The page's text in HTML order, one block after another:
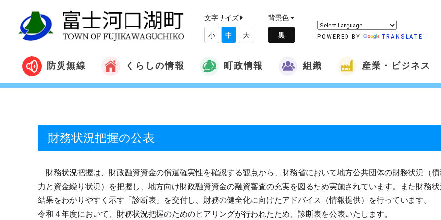
文字サイズ
小 中 大
背景色
POWERED BY TRANSLATE
防災無線 くらしの情報 町政情報 組織 産業・ビジネス
財務状況把握の公表
財務状況把握は、財政融資資金の償還確実性を確認する観点から、財務省において地方公共団体の財務状況（
力と資金繰り状況）を把握し、地方向け財政融資資金の融資審査の充実を図るため実施されています。また財務
結果をわかりやすく示す「診断表」を交付し、財務の健全化に向けたアドバイス（情報提供）を行っています。
令和４年度において、財務状況把握のためのヒアリングが行われたため、診断表を公表いたします。